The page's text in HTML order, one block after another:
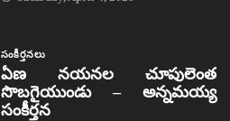
సంకీర్తనలు
ఏణ నయనల చూపులెంత
సొబగైయుండు – అన్నమయ్య
సంకీర్తన